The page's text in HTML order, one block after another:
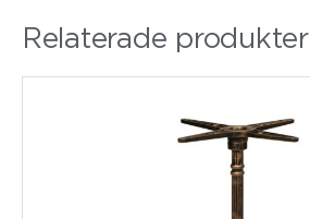
Relaterade produkter